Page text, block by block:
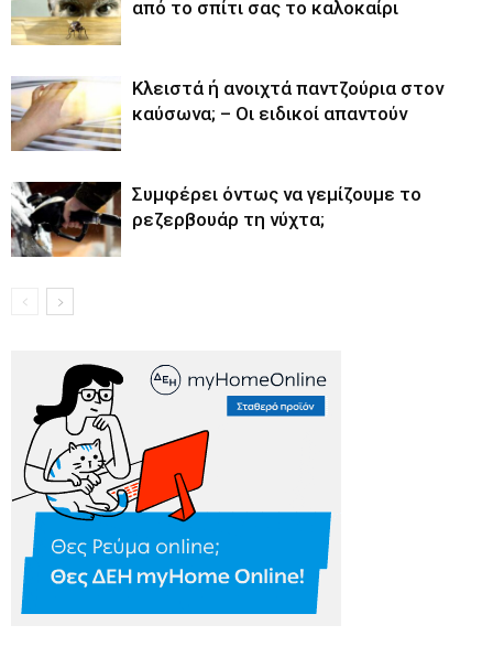
από το σπίτι σας το καλοκαίρι
Κλειστά ή ανοιχτά παντζούρια στον
καύσωνα; – Οι ειδικοί απαντούν
Συμφέρει όντως να γεμίζουμε το
ρεζερβουάρ τη νύχτα;